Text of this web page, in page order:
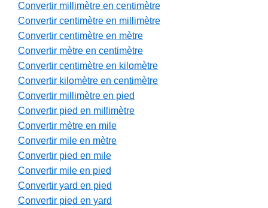
Convertir millimètre en centimètre
Convertir centimètre en millimètre
Convertir centimètre en mètre
Convertir mètre en centimètre
Convertir centimètre en kilomètre
Convertir kilomètre en centimètre
Convertir millimètre en pied
Convertir pied en millimètre
Convertir mètre en mile
Convertir mile en mètre
Convertir pied en mile
Convertir mile en pied
Convertir yard en pied
Convertir pied en yard